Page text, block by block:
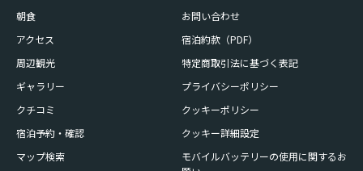
朝食
アクセス
周辺観光
ギャラリー
クチコミ
宿泊予約・確認
マップ検索
お問い合わせ
宿泊約款（PDF）
特定商取引法に基づく表記
プライバシーポリシー
クッキーポリシー
クッキー詳細設定
モバイルバッテリーの使用に関するお